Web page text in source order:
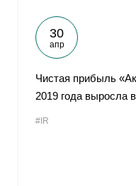
30
апр
Чистая прибыль
2019 года выросла
#IR